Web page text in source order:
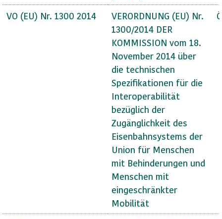
VO (EU) Nr. 1300 2014
VERORDNUNG (EU) Nr.
1300/2014 DER
KOMMISSION vom 18.
November 2014 über
die technischen
Spezifikationen für die
Interoperabilität
bezüglich der
Zugänglichkeit des
Eisenbahnsystems der
Union für Menschen
mit Behinderungen und
Menschen mit
eingeschränkter
Mobilität